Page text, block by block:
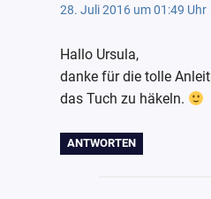
28. Juli 2016 um 01:49 Uhr
Hallo Ursula,
danke für die tolle
das Tuch zu häkeln.
ANTWORTEN